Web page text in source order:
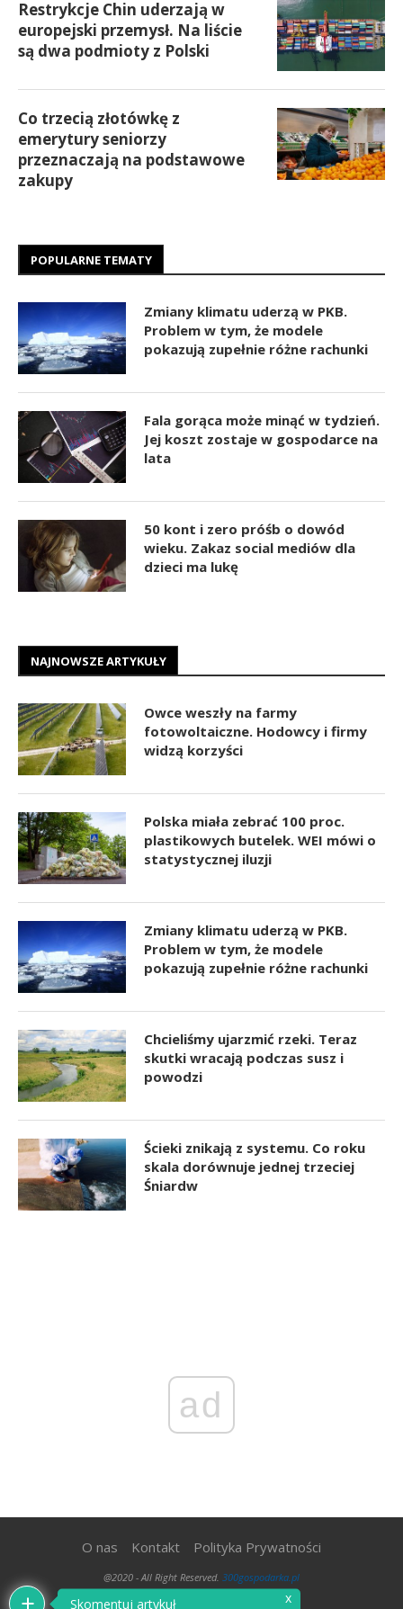
Restrykcje Chin uderzają w
europejski przemysł. Na liście
są dwa podmioty z Polski
Co trzecią złotówkę z
emerytury seniorzy
przeznaczają na podstawowe
zakupy
POPULARNE TEMATY
Zmiany klimatu uderzą w PKB.
Problem w tym, że modele
pokazują zupełnie różne rachunki
Fala gorąca może minąć w tydzień.
Jej koszt zostaje w gospodarce na
lata
50 kont i zero próśb o dowód
wieku. Zakaz social mediów dla
dzieci ma lukę
NAJNOWSZE ARTYKUŁY
Owce weszły na farmy
fotowoltaiczne. Hodowcy i firmy
widzą korzyści
Polska miała zebrać 100 proc.
plastikowych butelek. WEI mówi o
statystycznej iluzji
Zmiany klimatu uderzą w PKB.
Problem w tym, że modele
pokazują zupełnie różne rachunki
Chcieliśmy ujarzmić rzeki. Teraz
skutki wracają podczas susz i
powodzi
Ścieki znikają z systemu. Co roku
skala dorównuje jednej trzeciej
Śniardw
ad
O nas Kontakt Polityka Prywatności
@2020 - All Right Reserved. 300gospodarka.pl
Skomentuj artykuł x